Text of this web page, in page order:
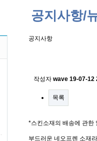
공지사항/
공지사항
작성자 wave 19-07-12
목록
*스킨소재의 배송에 관한
부드러운 네오프렌 소재